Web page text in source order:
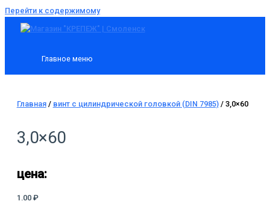
Перейти к содержимому
Главное меню
Главная/ винт с цилиндрической головкой (DIN 7985)/ 3,0×60
3,0×60
цена:
1.00 ₽